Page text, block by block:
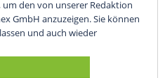
den von unserer Redaktion
GmbH anzuzeigen. Sie können
und auch wieder